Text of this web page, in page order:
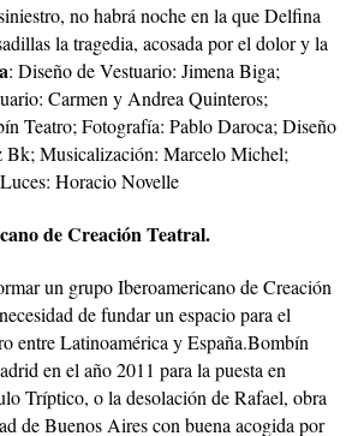
no habrá noche en la que Delfina
la tragedia, acosada por el dolor y la
: Diseño de Vestuario: Jimena Biga;
Carmen y Andrea Quinteros;
Teatro; Fotografía: Pablo Daroca; Diseño
Bk; Musicalización: Marcelo Michel;
Horacio Novelle
de Creación Teatral.
un grupo Iberoamericano de Creación
de fundar un espacio para el
entre Latinoamérica y España.Bombín
en el año 2011 para la puesta en
Tríptico, o la desolación de Rafael, obra
de Buenos Aires con buena acogida por